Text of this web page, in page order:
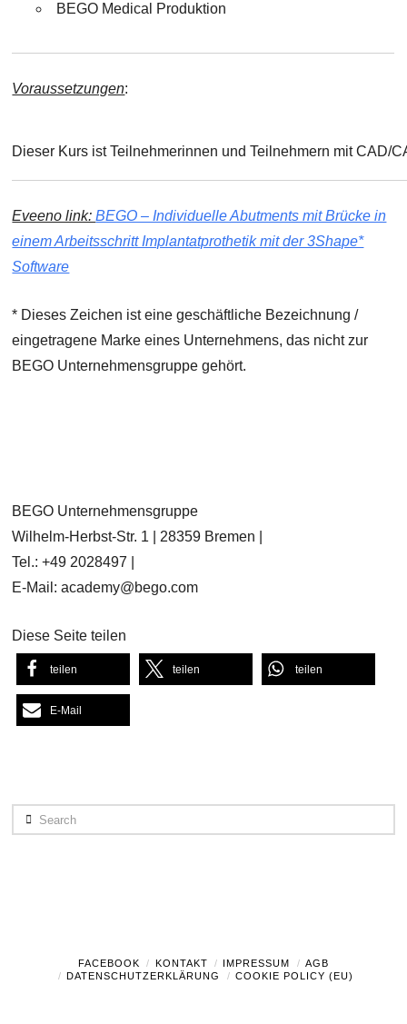
BEGO Medical Produktion
Voraussetzungen:
Dieser Kurs ist Teilnehmerinnen und Teilnehmern mit CAD/
Eveeno link:BEGO – Individuelle Abutments mit Brücke in
einem Arbeitsschritt Implantatprothetik mit der 3Shape*
Software
* Dieses Zeichen ist eine geschäftliche Bezeichnung /
eingetragene Marke eines Unternehmens, das nicht zur
BEGO Unternehmensgruppe gehört.
BEGO Unternehmensgruppe
Wilhelm-Herbst-Str. 1 | 28359 Bremen |
Tel.: +49 2028497 |
E-Mail: academy@bego.com
Diese Seite teilen
teilen teilen teilen
E-Mail
Search
FACEBOOK KONTAKT IMPRESSUM
AGB
DATENSCHUTZERKLÄRUNG
COOKIE POLICY (EU)